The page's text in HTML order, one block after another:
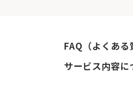
FAQ（よくある
サービス内容に